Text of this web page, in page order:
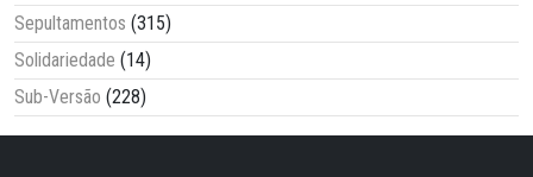
Sepultamentos (315)
Solidariedade (14)
Sub-Versão (228)